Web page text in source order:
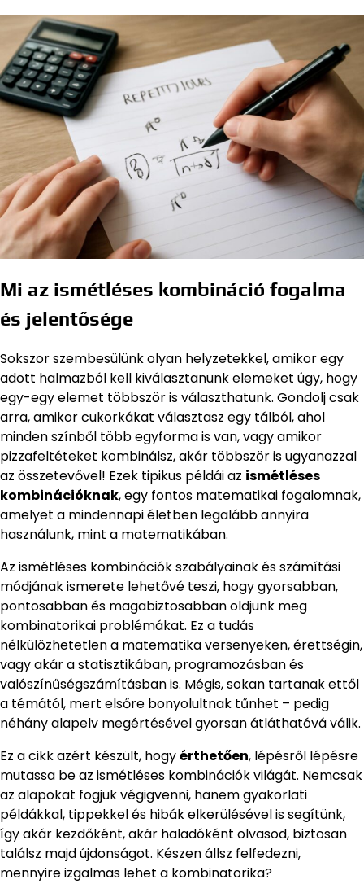
Mi az ismétléses kombináció fogalma
és jelentősége
Sokszor szembesülünk olyan helyzetekkel, amikor egy
adott halmazból kell kiválasztanunk elemeket úgy, hogy
egy-egy elemet többször is választhatunk. Gondolj csak
arra, amikor cukorkákat választasz egy tálból, ahol
minden színből több egyforma is van, vagy amikor
pizzafeltéteket kombinálsz, akár többször is ugyanazzal
az összetevővel! Ezek tipikus példái az ismétléses
kombinációknak, egy fontos matematikai fogalomnak,
amelyet a mindennapi életben legalább annyira
használunk, mint a matematikában.
Az ismétléses kombinációk szabályainak és számítási
módjának ismerete lehetővé teszi, hogy gyorsabban,
pontosabban és magabiztosabban oldjunk meg
kombinatorikai problémákat. Ez a tudás
nélkülözhetetlen a matematika versenyeken, érettségin,
vagy akár a statisztikában, programozásban és
valószínűségszámításban is. Mégis, sokan tartanak ettől
a témától, mert elsőre bonyolultnak tűnhet – pedig
néhány alapelv megértésével gyorsan átláthatóvá válik.
Ez a cikk azért készült, hogyérthetően, lépésről lépésre
mutassa be az ismétléses kombinációk világát. Nemcsak
az alapokat fogjuk végigvenni, hanem gyakorlati
példákkal, tippekkel és hibák elkerülésével is segítünk,
így akár kezdőként, akár haladóként olvasod, biztosan
találsz majd újdonságot. Készen állsz felfedezni,
mennyire izgalmas lehet a kombinatorika?